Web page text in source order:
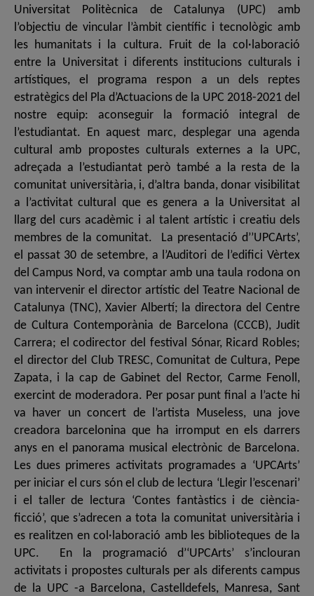
Universitat Politècnica de Catalunya (UPC) amb
l’objectiu de vincular l’àmbit científic i tecnològic amb
les humanitats i la cultura. Fruit de la col·laboració
entre la Universitat i diferents institucions culturals i
artístiques, el programa respon a un dels reptes
estratègics del Pla d’Actuacions de la UPC 2018-2021 del
nostre equip: aconseguir la formació integral de
l’estudiantat. En aquest marc, desplegar una agenda
cultural amb propostes culturals externes a la UPC,
adreçada a l’estudiantat però també a la resta de la
comunitat universitària, i, d’altra banda, donar visibilitat
a l’activitat cultural que es genera a la Universitat al
llarg del curs acadèmic i al talent artístic i creatiu dels
membres de la comunitat. La presentació d’’UPCArts’,
el passat 30 de setembre, a l’Auditori de l’edifici Vèrtex
del Campus Nord, va comptar amb una taula rodona on
van intervenir el director artístic del Teatre Nacional de
Catalunya (TNC), Xavier Albertí; la directora del Centre
de Cultura Contemporània de Barcelona (CCCB), Judit
Carrera; el codirector del festival Sónar, Ricard Robles;
el director del Club TRESC, Comunitat de Cultura, Pepe
Zapata, i la cap de Gabinet del Rector, Carme Fenoll,
exercint de moderadora. Per posar punt final a l’acte hi
va haver un concert de l’artista Museless, una jove
creadora barcelonina que ha irromput en els darrers
anys en el panorama musical electrònic de Barcelona.
Les dues primeres activitats programades a ‘UPCArts’
per iniciar el curs són el club de lectura ‘Llegir l’escenari’
i el taller de lectura ‘Contes fantàstics i de ciència-
ficció’, que s’adrecen a tota la comunitat universitària i
es realitzen en col·laboració amb les biblioteques de la
UPC. En la programació d’‘UPCArts’ s’inclouran
activitats i propostes culturals per als diferents campus
de la UPC -a Barcelona, Castelldefels, Manresa, Sant